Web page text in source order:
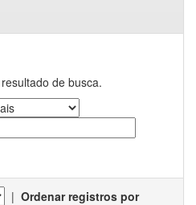
de busca.
| Ordenar registros por